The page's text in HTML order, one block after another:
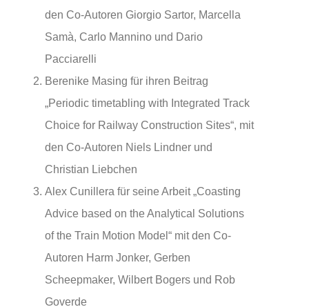
den Co-Autoren Giorgio Sartor, Marcella
Samà, Carlo Mannino und Dario
Pacciarelli
Berenike Masing für ihren Beitrag
„Periodic timetabling with Integrated Track
Choice for Railway Construction Sites“, mit
den Co-Autoren Niels Lindner und
Christian Liebchen
Alex Cunillera für seine Arbeit „Coasting
Advice based on the Analytical Solutions
of the Train Motion Model“ mit den Co-
Autoren Harm Jonker, Gerben
Scheepmaker, Wilbert Bogers und Rob
Goverde